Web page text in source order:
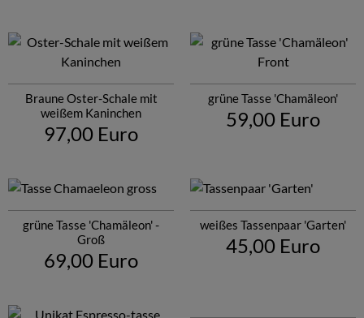
Braune Oster-Schale mit
weißem Kaninchen
97,00 Euro
grüne Tasse 'Chamäleon'
59,00 Euro
grüne Tasse 'Chamäleon' -
Groß
69,00 Euro
weißes Tassenpaar 'Garten'
45,00 Euro